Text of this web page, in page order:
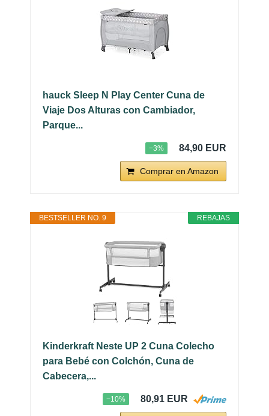
hauck Sleep N Play Center Cuna de
Viaje Dos Alturas con Cambiador,
Parque...
−3% 84,90 EUR
Comprar en Amazon
REBAJAS
BESTSELLER NO. 9
Kinderkraft Neste UP 2 Cuna Colecho
para Bebé con Colchón, Cuna de
Cabecera,...
−10% 80,91 EUR